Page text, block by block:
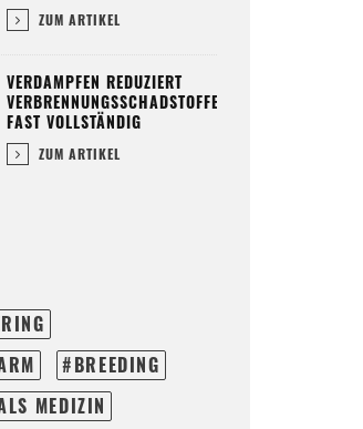
ZUM ARTIKEL
VERDAMPFEN REDUZIERT
VERBRENNUNGSSCHADSTOFFE
FAST VOLLSTÄNDIG
ZUM ARTIKEL
BREEDING
MEDIZIN